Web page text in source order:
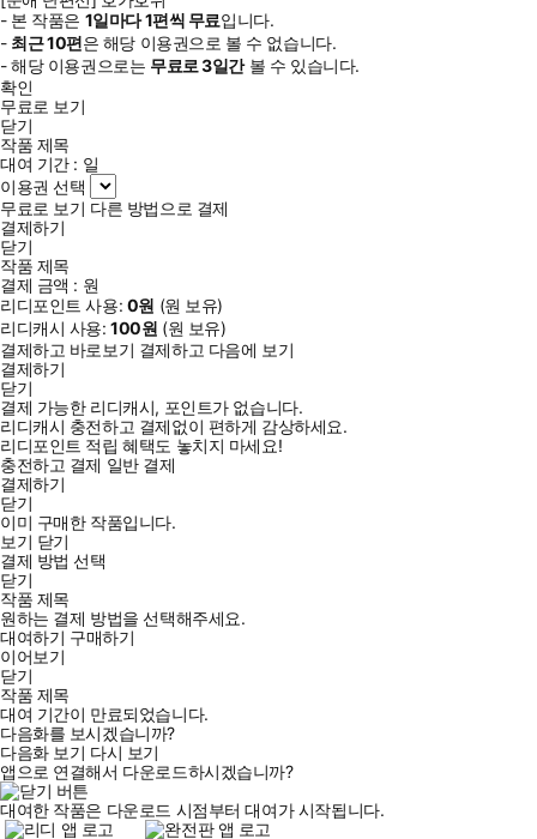
- 본 작품은 1일마다1편씩 무료입니다.
- 최근10편은 해당 이용권으로 볼 수 없습니다.
- 해당 이용권으로는 무료로3일간볼 수 있습니다.
확인
무료로 보기
닫기
작품 제목
대여 기간 : 일
이용권 선택
무료로 보기 다른 방법으로 결제
결제하기
닫기
작품 제목
결제 금액 : 원
리디포인트 사용: 0원 (원 보유)
리디캐시 사용:100원 (원 보유)
결제하고 바로보기 결제하고 다음에 보기
결제하기
닫기
결제 가능한 리디캐시, 포인트가 없습니다.
리디캐시 충전하고 결제없이 편하게 감상하세요.
리디포인트 적립 혜택도 놓치지 마세요!
충전하고 결제 일반 결제
결제하기
닫기
이미 구매한 작품입니다.
보기 닫기
결제 방법 선택
닫기
작품 제목
원하는 결제 방법을 선택해주세요.
대여하기 구매하기
이어보기
닫기
작품 제목
대여 기간이 만료되었습니다.
다음화를 보시겠습니까?
다음화 보기 다시 보기
앱으로 연결해서 다운로드하시겠습니까?
대여한 작품은 다운로드 시점부터 대여가 시작됩니다.